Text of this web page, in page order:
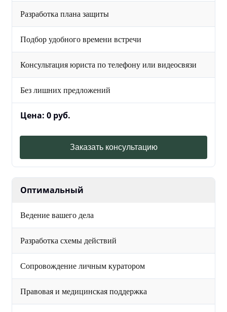
Разработка плана защиты
Подбор удобного времени встречи
Консультация юриста по телефону или видеосвязи
Без лишних предложений
Цена: 0 руб.
Заказать консультацию
Оптимальный
Ведение вашего дела
Разработка схемы действий
Сопровождение личным куратором
Правовая и медицинская поддержка